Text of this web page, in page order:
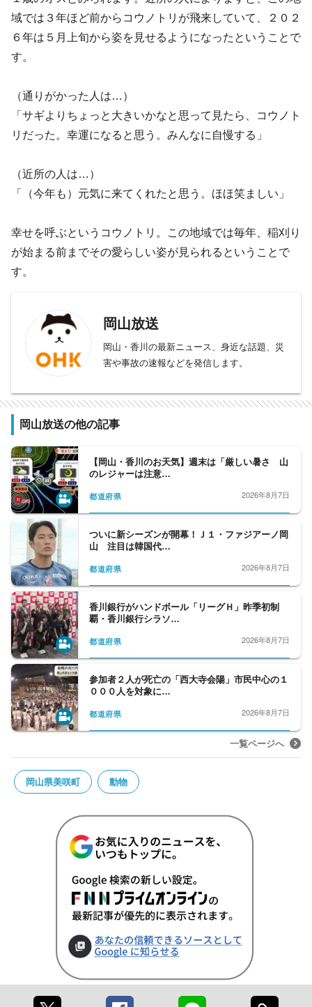
域では３年ほど前からコウノトリが飛来していて、２０２
６年は５月上旬から姿を見せるようになったということで
す。
（通りがかった人は…）
「サギよりちょっと大きいかなと思って見たら、コウノト
リだった。幸運になると思う。みんなに自慢する」
（近所の人は…）
「（今年も）元気に来てくれたと思う。ほほ笑ましい」
幸せを呼ぶというコウノトリ。この地域では毎年、稲刈り
が始まる前までその愛らしい姿が見られるということで
す。
岡山放送
岡山・香川の最新ニュース、身近な話題、災
害や事故の速報などを発信します。
岡山放送の他の記事
【岡山・香川のお天気】週末は「厳しい暑さ 山
のレジャーは注意…
都道府県 2026年8月7日
ついに新シーズンが開幕！Ｊ１・ファジアーノ岡
山 注目は韓国代…
都道府県 2026年8月7日
香川銀行がハンドボール「リーグＨ」昨季初制
覇・香川銀行シラソ…
都道府県 2026年8月7日
参加者２人が死亡の「西大寺会陽」市民中心の１
０００人を対象に…
都道府県 2026年8月7日
一覧ページへ
岡山県美咲町 動物